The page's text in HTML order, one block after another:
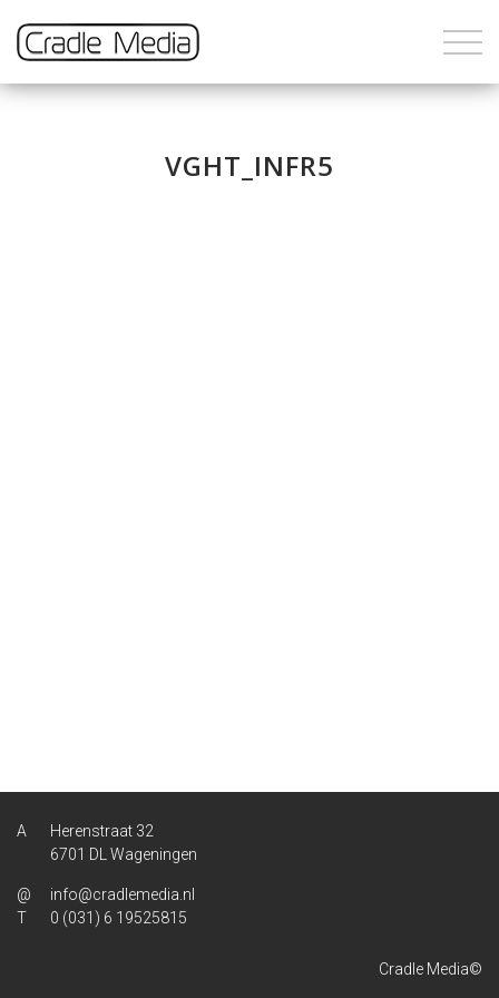
VGHT_INFR5
Herenstraat 32
6701 DL Wageningen
info@cradlemedia.nl
0 (031) 6 19525815
Cradle Media©